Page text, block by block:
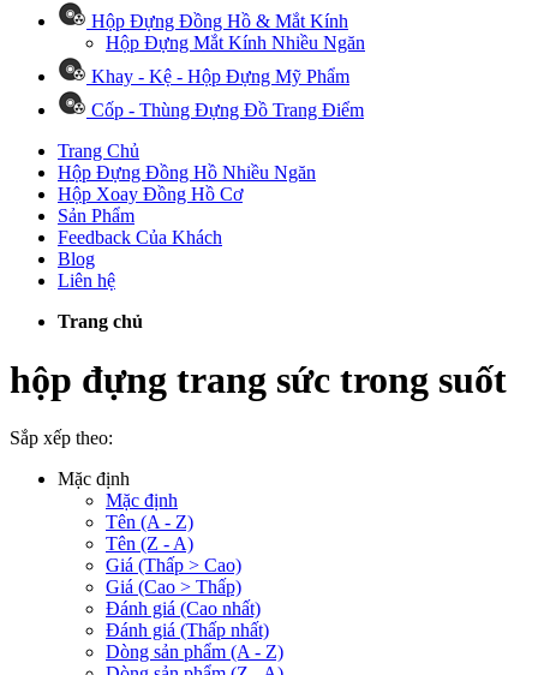
Hộp Đựng Đồng Hồ & Mắt Kính
Hộp Đựng Mắt Kính Nhiều Ngăn
Khay - Kệ - Hộp Đựng Mỹ Phẩm
Cốp - Thùng Đựng Đồ Trang Điểm
Trang Chủ
Hộp Đựng Đồng Hồ Nhiều Ngăn
Hộp Xoay Đồng Hồ Cơ
Sản Phẩm
Feedback Của Khách
Blog
Liên hệ
Trang chủ
hộp đựng trang sức trong suốt
Sắp xếp theo:
Mặc định
Mặc định
Tên (A - Z)
Tên (Z - A)
Giá (Thấp > Cao)
Giá (Cao > Thấp)
Đánh giá (Cao nhất)
Đánh giá (Thấp nhất)
Dòng sản phẩm (A - Z)